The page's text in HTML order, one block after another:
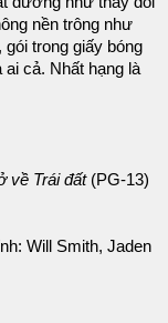
nền trông như
trong giấy bóng
cả. Nhất hạng là
về Trái đất(PG-13)
Will Smith, Jaden